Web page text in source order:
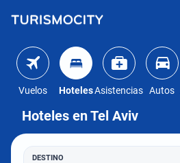
Vuelos HotelesAsistencias Autos
Hoteles en Tel Aviv
DESTINO